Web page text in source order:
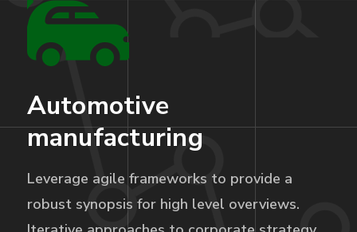
Automotive
manufacturing
Leverage agile frameworks to provide a
robust synopsis for high level overviews.